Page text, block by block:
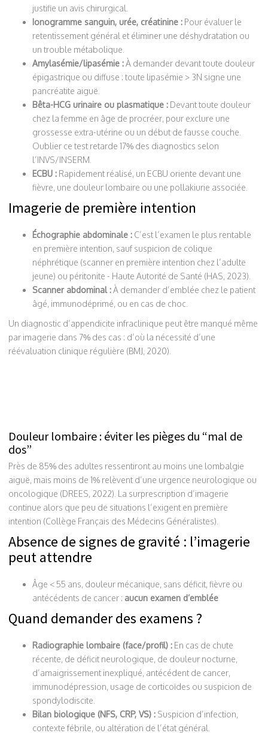
justifie un avis chirurgical.
Ionogramme sanguin, urée, créatinine : Pour évaluer le
retentissement général et éliminer une déshydratation ou
un trouble métabolique.
Amylasémie/lipasémie :À demander devant toute douleur
épigastrique ou diffuse : toute lipasémie > 3N signe une
pancréatite aiguë.
Bêta-HCG urinaire ou plasmatique : Devant toute douleur
chez la femme en âge de procréer, pour exclure une
grossesse extra-utérine ou un début de fausse couche.
Oublier ce test retarde 17% des diagnostics selon
l’INVS/INSERM.
ECBU : Rapidement réalisé, un ECBU oriente devant une
fièvre, une douleur lombaire ou une pollakiurie associée.
Imagerie de première intention
Échographie abdominale : C’est l’examen le plus rentable
en première intention, sauf suspicion de colique
néphrétique (scanner en première intention chez l’adulte
jeune) ou péritonite - Haute Autorité de Santé (HAS, 2023).
Scanner abdominal :À demander d’emblée chez le patient
âgé, immunodéprimé, ou en cas de choc.
Un diagnostic d’appendicite infraclinique peut être manqué même
par imagerie dans 7% des cas : d’où la nécessité d’une
réévaluation clinique régulière (BMJ, 2020).
Douleur lombaire : éviter les pièges du “mal de
dos”
Près de 85% des adultes ressentiront au moins une lombalgie
aiguë, mais moins de 1% relèvent d’une urgence neurologique ou
oncologique (DREES, 2022). La surprescription d’imagerie
continue alors que peu de situations l’exigent en première
intention (Collège Français des Médecins Généralistes).
Absence de signes de gravité : l’imagerie
peut attendre
Âge < 55 ans, douleur mécanique, sans déficit, fièvre ou
antécédents de cancer : aucun examen d’emblée
Quand demander des examens ?
Radiographie lombaire (face/profil) : En cas de chute
récente, de déficit neurologique, de douleur nocturne,
d’amaigrissement inexpliqué, antécédent de cancer,
immunodépression, usage de corticoïdes ou suspicion de
spondylodiscite.
Bilan biologique (NFS, CRP, VS) : Suspicion d’infection,
contexte fébrile, ou altération de l’état général.